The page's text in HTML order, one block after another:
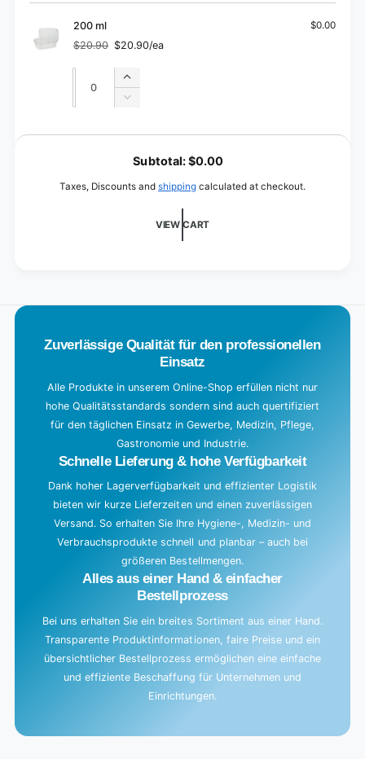
150
ml
200 ml
Regular
price
$20.90
Sale
price
$20.90/ea
$0.00
Quantity
Increase
quantity
Decrease
for
ml
L
Subtotal:$0.00
Taxes, Discounts and shipping calculated at checkout.
VIEW CART
Zuverlässige Qualität für den professionellen
Einsatz
Alle Produkte in unserem Online-Shop erfüllen nicht nur
hohe Qualitätsstandards sondern sind auch quertifiziert
für den täglichen Einsatz in Gewerbe, Medizin, Pflege,
Gastronomie und Industrie.
Schnelle Lieferung & hohe Verfügbarkeit
Dank hoher Lagerverfügbarkeit und effizienter Logistik
bieten wir kurze Lieferzeiten und einen zuverlässigen
Versand. So erhalten Sie Ihre Hygiene-, Medizin- und
Verbrauchsprodukte schnell und planbar – auch bei
größeren Bestellmengen.
Alles aus einer Hand & einfacher
Bestellprozess
Bei uns erhalten Sie ein breites Sortiment aus einer Hand.
Transparente Produktinformationen, faire Preise und ein
übersichtlicher Bestellprozess ermöglichen eine einfache
und effiziente Beschaffung für Unternehmen und
Einrichtungen.